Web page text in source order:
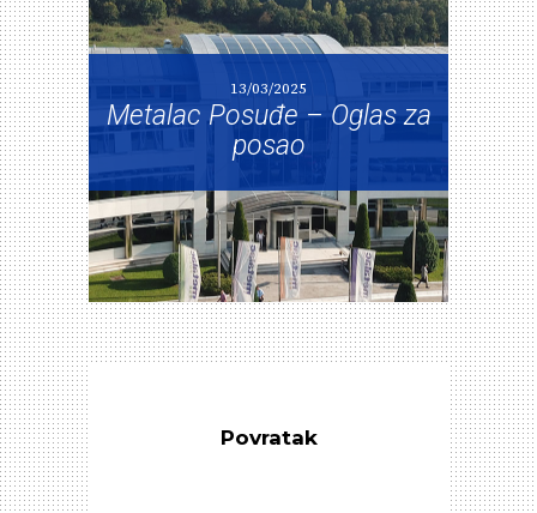
13/03/2025
Metalac Posuđe – Oglas za
posao
Povratak